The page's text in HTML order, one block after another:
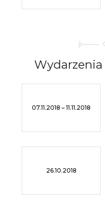
Wydarzenia
07.11.2018 – 11.11.2018
26.10.2018